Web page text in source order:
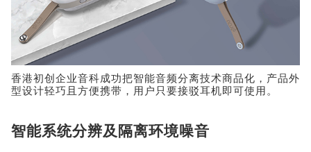
香港初创企业音科成功把智能音频分离技术商品化，产品外
型设计轻巧且方便携带，用户只要接驳耳机即可使用。
智能系统分辨及隔离环境噪音